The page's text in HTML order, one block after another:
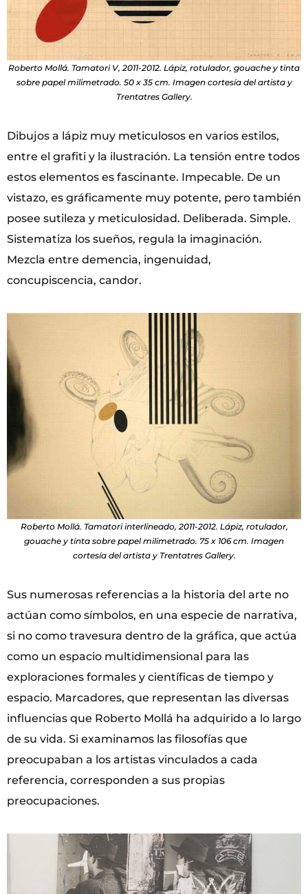
Roberto Mollá. Tamatori V, 2011-2012. Lápiz, rotulador, gouache y tinta
sobre papel milimetrado. 50 x 35 cm. Imagen cortesía del artista y
Trentatres Gallery.
Dibujos a lápiz muy meticulosos en varios estilos,
entre el grafiti y la ilustración. La tensión entre todos
estos elementos es fascinante. Impecable. De un
vistazo, es gráficamente muy potente, pero también
posee sutileza y meticulosidad. Deliberada. Simple.
Sistematiza los sueños, regula la imaginación.
Mezcla entre demencia, ingenuidad,
concupiscencia, candor.
Roberto Mollá. Tamatori interlineado, 2011-2012. Lápiz, rotulador,
gouache y tinta sobre papel milimetrado. 75 x 106 cm. Imagen
cortesía del artista y Trentatres Gallery.
Sus numerosas referencias a la historia del arte no
actúan como símbolos, en una especie de narra­tiva,
si no como travesura dentro de la gráfica, que actúa
como un espacio multidimensional para las
exploraciones formales y científicas de tiempo y
espacio. Marcadores, que representan las diversas
influencias que Roberto Mollá ha adquirido a lo largo
de su vida. Si examinamos las filosofías que
preocupaban a los artistas vinculados a cada
referencia, corresponden a sus propias
preocupaciones.